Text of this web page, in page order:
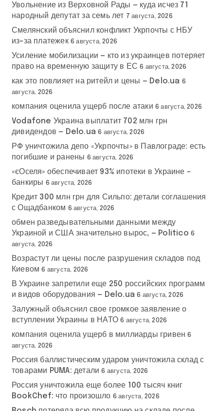
Увольнение из Верховной Рады — куда исчез 71
народный депутат за семь лет 7 августа, 2026
Смелянский объяснил конфликт Укрпочты с НБУ
из-за платежек 6 августа, 2026
Усиление мобилизации — кто из украинцев потеряет
право на временную защиту в ЕС 6 августа, 2026
как это повлияет на ритейл и цены — Delo.ua 6
августа, 2026
компания оценила ущерб после атаки 6 августа, 2026
Vodafone Украина выплатит 702 млн грн
дивидендов — Delo.ua 6 августа, 2026
РФ уничтожила депо «Укрпочты» в Павлограде: есть
погибшие и ранены 6 августа, 2026
«єОселя» обеспечивает 93% ипотеки в Украине –
банкиры 6 августа, 2026
Кредит 300 млн грн для Сильпо: детали соглашения
с Ощадбанком 6 августа, 2026
обмен разведывательными данными между
Украиной и США значительно вырос, — Politico 6
августа, 2026
Возрастут ли цены после разрушения складов под
Киевом 6 августа, 2026
В Украине запретили еще 250 российских программ
и видов оборудования — Delo.ua 6 августа, 2026
Залужный объяснил свое громкое заявление о
вступлении Украины в НАТО 6 августа, 2026
компания оценила ущерб в миллиарды гривен 6
августа, 2026
Россия баллистическим ударом уничтожила склад с
товарами PUMA: детали 6 августа, 2026
Россия уничтожила еще более 100 тысяч книг
BookChef: что произошло 6 августа, 2026